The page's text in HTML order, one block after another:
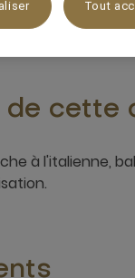
de cette
à l'italienne,
Tout